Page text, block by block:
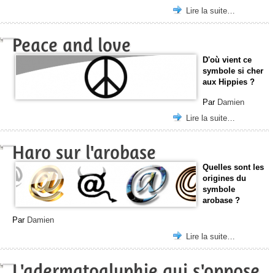
Lire la suite…
Peace and love
D'où vient ce
symbole si cher
aux Hippies ?
Par Damien
Lire la suite…
Haro sur l'arobase
Quelles sont les
origines du
symbole
arobase ?
Par Damien
Lire la suite…